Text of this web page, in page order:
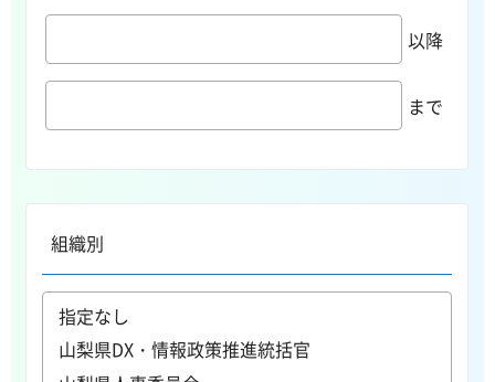
以降
まで
組織別